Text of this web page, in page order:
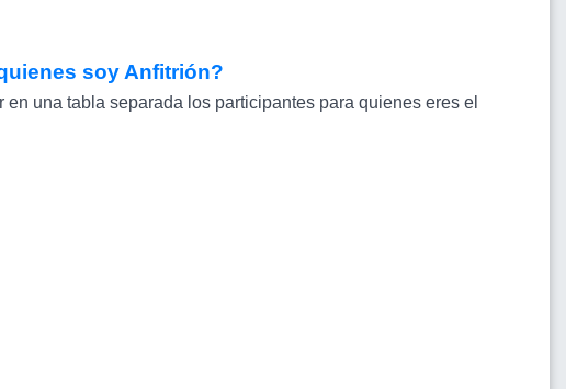
soy Anfitrión?
una tabla separada los participantes para quienes eres el